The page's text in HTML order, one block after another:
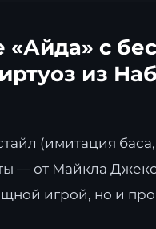
с
из
(имитация
— от Майкла
игрой, но и